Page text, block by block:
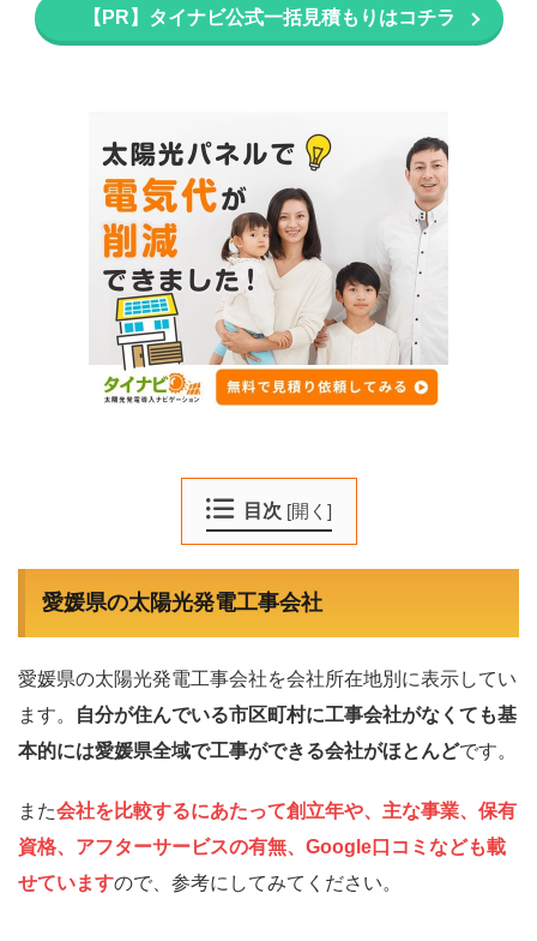
【PR】タイナビ公式一括見積もりはコチラ
目次 [開く ]
愛媛県の太陽光発電工事会社
愛媛県の太陽光発電工事会社を会社所在地別に表示してい
ます。
自分が住んでいる市区町村に工事会社がなくても基
本的には愛媛県全域で工事ができる会社がほとんどです。
また会社を比較するにあたって創立年や、主な事業、保有
資格、アフターサービスの有無、Google口コミなども載
せていますので、参考にしてみてください。